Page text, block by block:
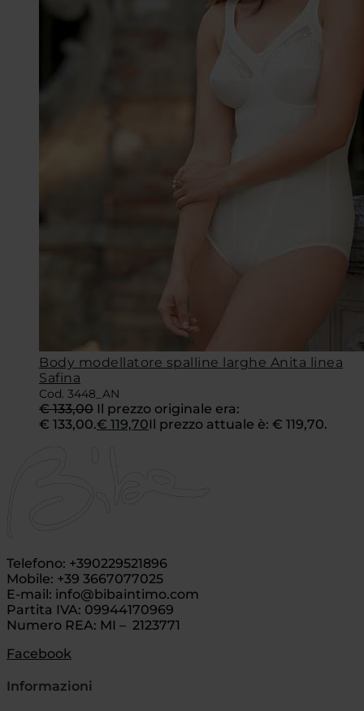
Body modellatore spalline larghe Anita linea
Safina
Cod. 3448_AN
€133,00 Il prezzo originale era:
€ 133,00.€ 119,70Il prezzo attuale è: € 119,70.
Telefono: +390229521896
Mobile: +39 3667077025
E-mail: info@bibaintimo.com
Partita IVA: 09944170969
Numero REA: MI – 2123771
Facebook
Informazioni